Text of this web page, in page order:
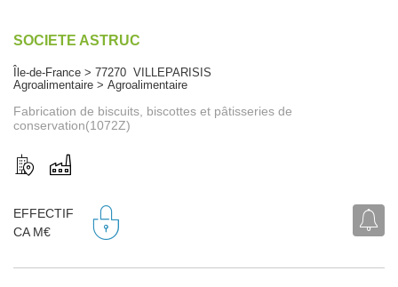
SOCIETE ASTRUC
Île-de-France > 77270 VILLEPARISIS
Agroalimentaire > Agroalimentaire
Fabrication de biscuits, biscottes et pâtisseries de
conservation(1072Z)
EFFECTIF
CA M€